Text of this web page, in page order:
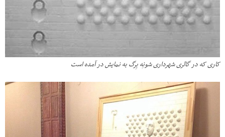
کاری که در گالری شهرداری شونِه بِرگ به نمایش در آمده است